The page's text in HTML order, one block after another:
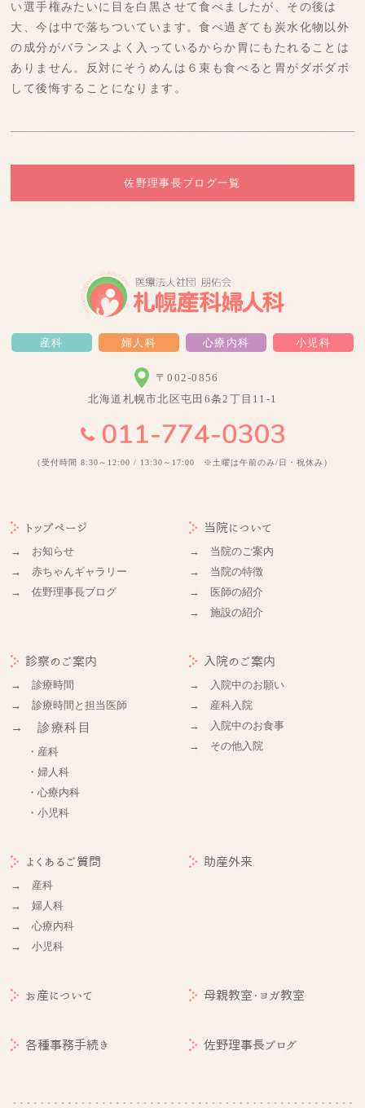
い選手権みたいに目を白黒させて食べましたが、その後は
大、今は中で落ちついています。食べ過ぎても炭水化物以外
の成分がバランスよく入っているからか胃にもたれることは
ありません。反対にそうめんは６束も食べると胃がダボダボ
して後悔することになります。
佐野理事長ブログ一覧
産科 婦人科 心療内科 小児科
〒002-0856
北海道札幌市北区屯田6条2丁目11-1
（受付時間 8:30～12:00 / 13:30～17:00 ※土曜は午前のみ/日・祝休み）
トップページ
→ お知らせ
→ 赤ちゃんギャラリー
→ 佐野理事長ブログ
当院について
→ 当院のご案内
→ 当院の特徴
→ 医師の紹介
→ 施設の紹介
診察のご案内
→ 診療時間
→ 診療時間と担当医師
→ 診療科目
・産科
・婦人科
・心療内科
・小児科
入院のご案内
→ 入院中のお願い
→ 産科入院
→ 入院中のお食事
→ その他入院
よくあるご質問
→ 産科
→ 婦人科
→ 心療内科
→ 小児科
助産外来
お産について 母親教室・ヨガ教室
各種事務手続き 佐野理事長ブログ